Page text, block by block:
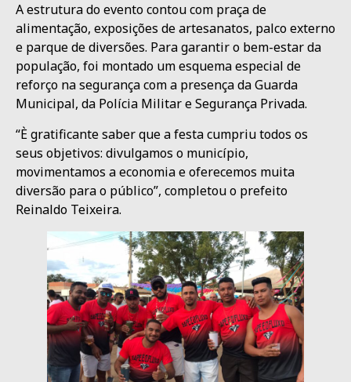
A estrutura do evento contou com praça de
alimentação, exposições de artesanatos, palco externo
e parque de diversões. Para garantir o bem-estar da
população, foi montado um esquema especial de
reforço na segurança com a presença da Guarda
Municipal, da Polícia Militar e Segurança Privada.
“È gratificante saber que a festa cumpriu todos os
seus objetivos: divulgamos o município,
movimentamos a economia e oferecemos muita
diversão para o público”, completou o prefeito
Reinaldo Teixeira.